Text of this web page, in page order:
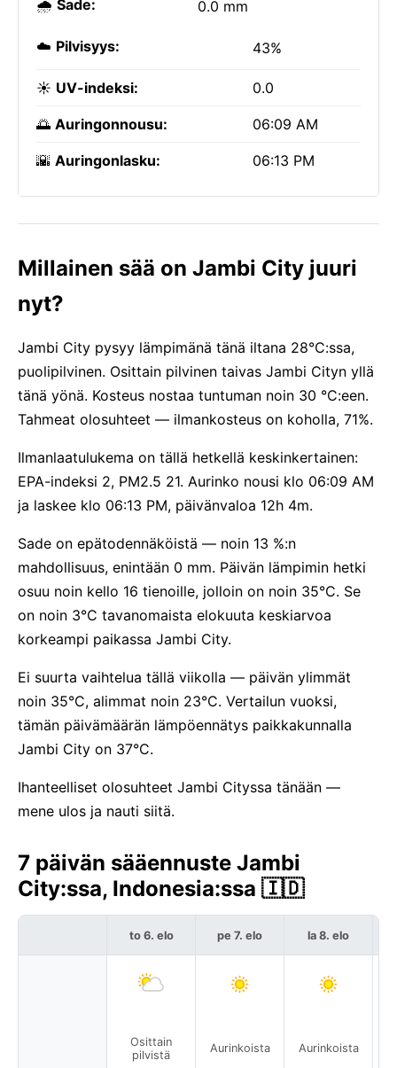
🌧️ Sade: 0.0 mm
☁️ Pilvisyys: 43%
☀️ UV-indeksi: 0.0
🌅 Auringonnousu: 06:09 AM
🌇 Auringonlasku: 06:13 PM
Millainen sää on Jambi City juuri
nyt?
Jambi City pysyy lämpimänä tänä iltana 28°C:ssa,
puolipilvinen. Osittain pilvinen taivas Jambi Cityn yllä
tänä yönä. Kosteus nostaa tuntuman noin 30 °C:een.
Tahmeat olosuhteet — ilmankosteus on koholla, 71%.
Ilmanlaatulukema on tällä hetkellä keskinkertainen:
EPA-indeksi 2, PM2.5 21. Aurinko nousi klo 06:09 AM
ja laskee klo 06:13 PM, päivänvaloa 12h 4m.
Sade on epätodennäköistä — noin 13 %:n
mahdollisuus, enintään 0 mm. Päivän lämpimin hetki
osuu noin kello 16 tienoille, jolloin on noin 35°C. Se
on noin 3°C tavanomaista elokuuta keskiarvoa
korkeampi paikassa Jambi City.
Ei suurta vaihtelua tällä viikolla — päivän ylimmät
noin 35°C, alimmat noin 23°C. Vertailun vuoksi,
tämän päivämäärän lämpöennätys paikkakunnalla
Jambi City on 37°C.
Ihanteelliset olosuhteet Jambi Cityssa tänään —
mene ulos ja nauti siitä.
7 päivän sääennuste Jambi
City:ssa, Indonesia:ssa 🇮🇩
to 6. elo
Osittain
pilvistä
pe 7. elo
Aurinkoista
la 8. elo
Aurinkoista